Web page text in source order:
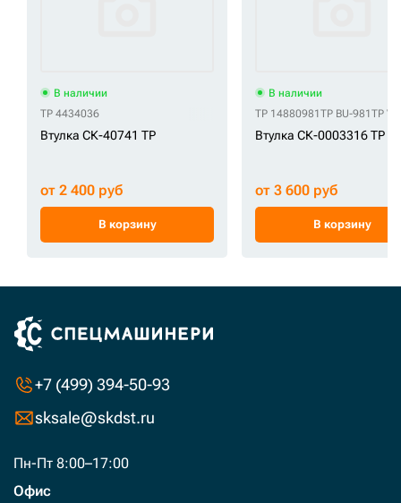
В наличии
TP 4434036
Втулка СК-40741 TP
от 2 400 руб
В корзину
В наличии
TP 14880981 TP BU-981 TP
Втулка СК-0003316 TP
от 3 600 руб
В корзину
+7 (499) 394-50-93
sksale@skdst.ru
Пн-Пт 8:00–17:00
Офис